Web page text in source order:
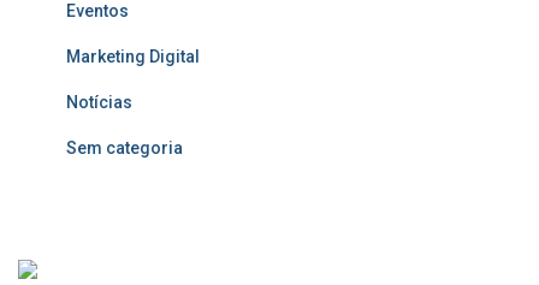
Eventos
Marketing Digital
Notícias
Sem categoria